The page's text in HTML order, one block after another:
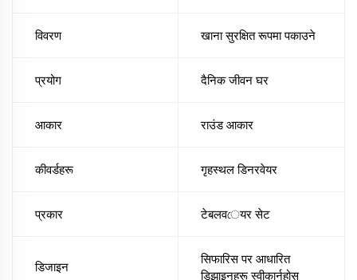
विवरण खाना सुरक्षित रूपमा पकाउने
प्रयोग दैनिक जीवन घर
आकार राउंड आकार
कीवर्डहरू गृहस्थल डिनरवेयर
प्रकार टेबलवেयर सेट
डिजाइन
सिफारिस पर आधारित
डिझाइनहरू स्वीकार्नुहोस्